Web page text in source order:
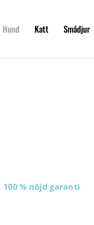
Hund Katt Smådjur
100 % nöjd garanti